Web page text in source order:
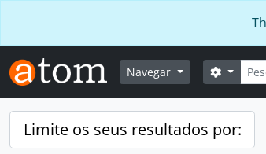
Navegar Opções
Limite os seus resultados por: